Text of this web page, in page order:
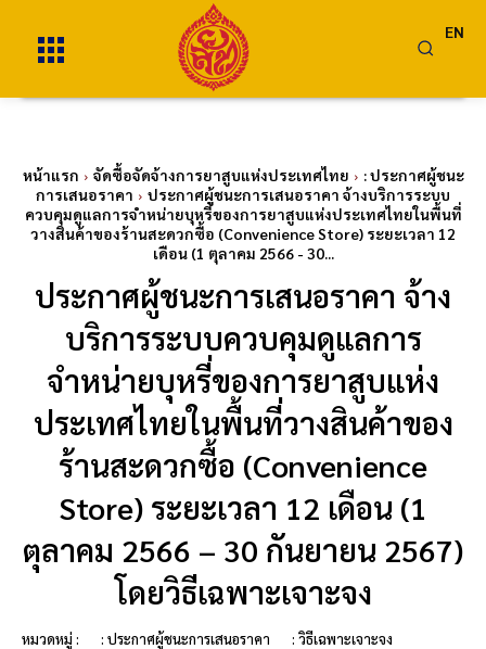
EN
หน้าแรก จัดซื้อจัดจ้างการยาสูบแห่งประเทศไทย
: ประกาศผู้ชนะ
การเสนอราคา
ประกาศผู้ชนะการเสนอราคา จ้างบริการระบบ
ควบคุมดูแลการจำหน่ายบุหรี่ของการยาสูบแห่งประเทศไทยในพื้นที่
วางสินค้าของร้านสะดวกซื้อ (Convenience Store) ระยะเวลา 12
เดือน (1 ตุลาคม 2566 - 30...
ประกาศผู้ชนะการเสนอราคา จ้าง
บริการระบบควบคุมดูแลการ
จำหน่ายบุหรี่ของการยาสูบแห่ง
ประเทศไทยในพื้นที่วางสินค้าของ
ร้านสะดวกซื้อ (Convenience
Store) ระยะเวลา 12 เดือน (1
ตุลาคม 2566 – 30 กันยายน 2567)
โดยวิธีเฉพาะเจาะจง
หมวดหมู่ : : ประกาศผู้ชนะการเสนอราคา : วิธีเฉพาะเจาะจง